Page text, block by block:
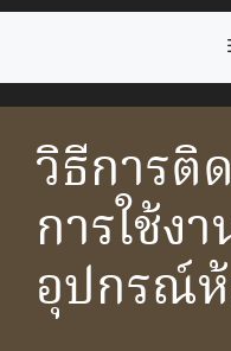
วิธีการติ
การใช้ง
อุปกรณ์